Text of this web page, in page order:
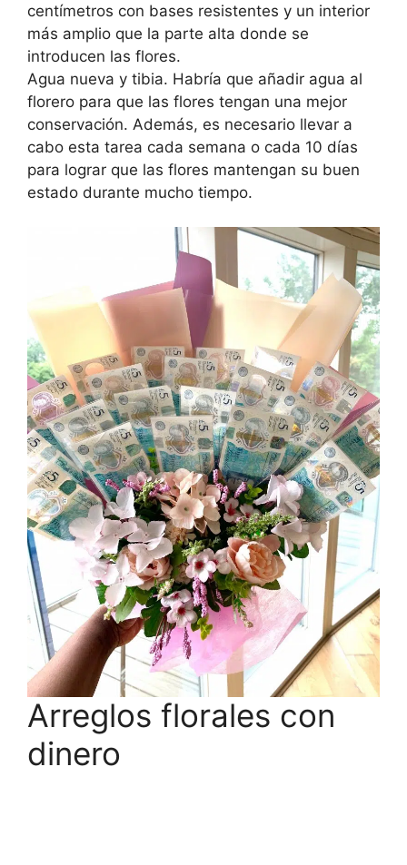
centímetros con bases resistentes y un interior
más amplio que la parte alta donde se
introducen las flores.
Agua nueva y tibia. Habría que añadir agua al
florero para que las flores tengan una mejor
conservación. Además, es necesario llevar a
cabo esta tarea cada semana o cada 10 días
para lograr que las flores mantengan su buen
estado durante mucho tiempo.
Arreglos florales con
dinero